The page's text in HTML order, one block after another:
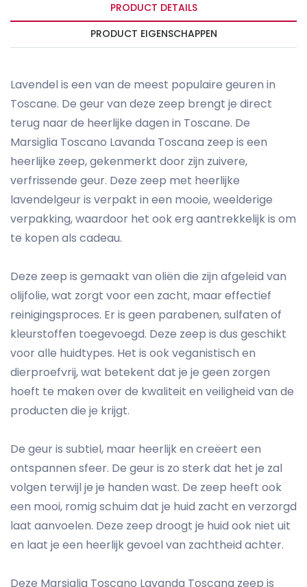
PRODUCT DETAILS
PRODUCT EIGENSCHAPPEN
Lavendel is een van de meest populaire geuren in
Toscane. De geur van deze zeep brengt je direct
terug naar de heerlijke dagen in Toscane. De
Marsiglia Toscano Lavanda Toscana zeep is een
heerlijke zeep, gekenmerkt door zijn zuivere,
verfrissende geur. Deze zeep met heerlijke
lavendelgeur is verpakt in een mooie, weelderige
verpakking, waardoor het ook erg aantrekkelijk is om
te kopen als cadeau.
Deze zeep is gemaakt van oliën die zijn afgeleid van
olijfolie, wat zorgt voor een zacht, maar effectief
reinigingsproces. Er is geen parabenen, sulfaten of
kleurstoffen toegevoegd. Deze zeep is dus geschikt
voor alle huidtypes. Het is ook veganistisch en
dierproefvrij, wat betekent dat je je geen zorgen
hoeft te maken over de kwaliteit en veiligheid van de
producten die je krijgt.
De geur is subtiel, maar heerlijk en creëert een
ontspannen sfeer. De geur is zo sterk dat het je zal
volgen terwijl je je handen wast. De zeep heeft ook
een mooi, romig schuim dat je huid zacht en verzorgd
laat aanvoelen. Deze zeep droogt je huid ook niet uit
en laat je een heerlijk gevoel van zachtheid achter.
Deze Marsiglia Toscano Lavanda Toscana zeep is